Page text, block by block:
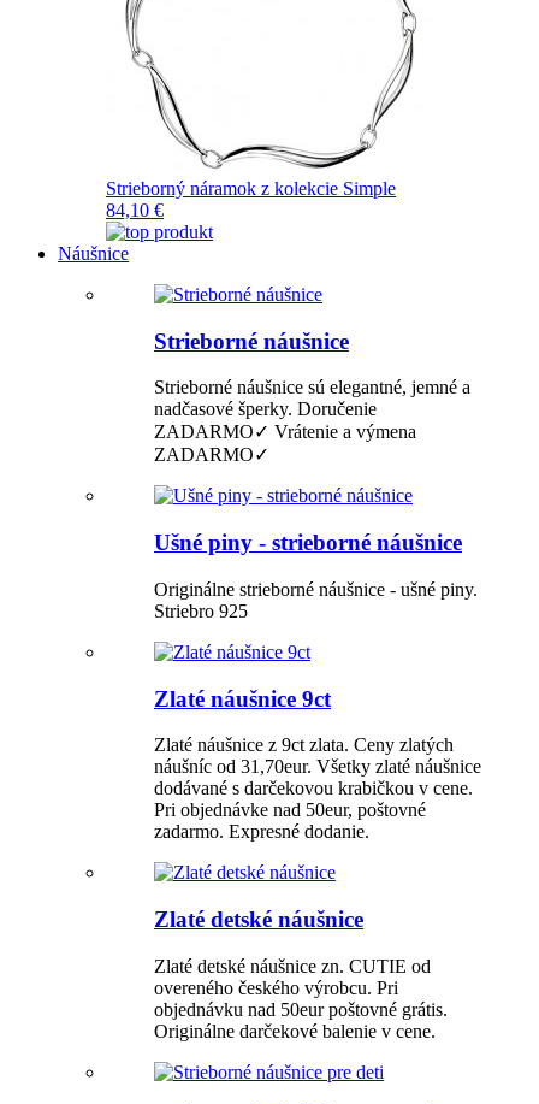
Strieborný náramok z kolekcie Simple
84,10 €
Náušnice
Strieborné náušnice
Strieborné náušnice sú elegantné, jemné a
nadčasové šperky. Doručenie
ZADARMO✓ Vrátenie a výmena
ZADARMO✓
Ušné piny - strieborné náušnice
Originálne strieborné náušnice - ušné piny.
Striebro 925
Zlaté náušnice 9ct
Zlaté náušnice z 9ct zlata. Ceny zlatých
náušníc od 31,70eur. Všetky zlaté náušnice
dodávané s darčekovou krabičkou v cene.
Pri objednávke nad 50eur, poštovné
zadarmo. Expresné dodanie.
Zlaté detské náušnice
Zlaté detské náušnice zn. CUTIE od
overeného českého výrobcu. Pri
objednávku nad 50eur poštovné grátis.
Originálne darčekové balenie v cene.